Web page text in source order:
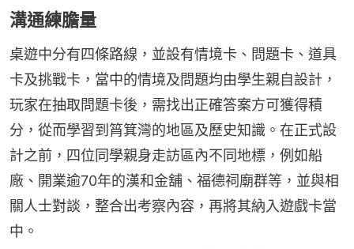
溝通練膽量
桌遊中分有四條路線，並設有情境卡、問題卡、道具
卡及挑戰卡，當中的情境及問題均由學生親自設計，
玩家在抽取問題卡後，需找出正確答案方可獲得積
分，從而學習到筲箕灣的地區及歷史知識。在正式設
計之前，四位同學親身走訪區內不同地標，例如船
廠、開業逾70年的漢和金舖、福德祠廟群等，並與相
關人士對談，整合出考察內容，再將其納入遊戲卡當
中。